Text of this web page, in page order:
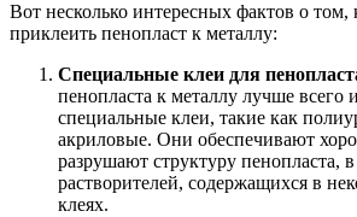
Вот несколько интересных фактов о
приклеить пенопласт к металлу:
Специальные клеи для
пенопласта к металлу лучше всего
специальные клеи, такие как
акриловые. Они обеспечивают
разрушают структуру пенопласта,
растворителей, содержащихся в
клеях.